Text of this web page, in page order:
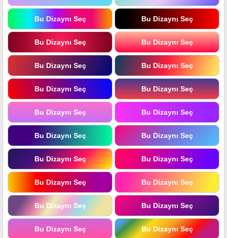
Bu Dizaynı Seç Bu Dizaynı Seç
Bu Dizaynı Seç Bu Dizaynı Seç
Bu Dizaynı Seç Bu Dizaynı Seç
Bu Dizaynı Seç Bu Dizaynı Seç
Bu Dizaynı Seç Bu Dizaynı Seç
Bu Dizaynı Seç Bu Dizaynı Seç
Bu Dizaynı Seç Bu Dizaynı Seç
Bu Dizaynı Seç Bu Dizaynı Seç
Bu Dizaynı Seç Bu Dizaynı Seç
Bu Dizaynı Seç Bu Dizaynı Seç